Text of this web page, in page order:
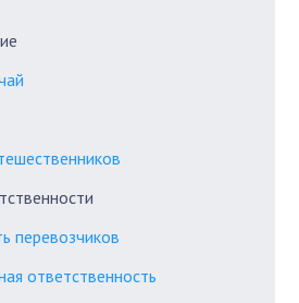
перевозчиков
ответственность